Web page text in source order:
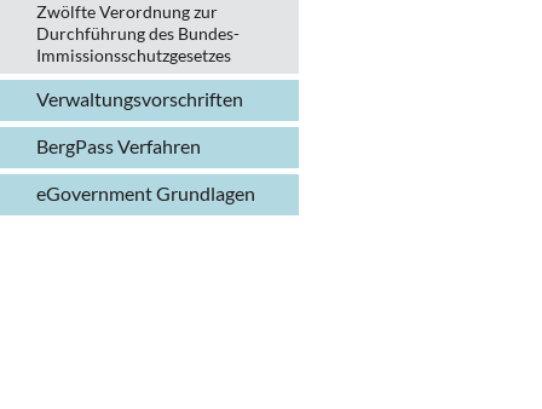
Zwölfte Verordnung zur
Durchführung des Bundes-
Immissionsschutzgesetzes
Verwaltungs­vorschriften
BergPass Verfahren
eGovernment Grundlagen